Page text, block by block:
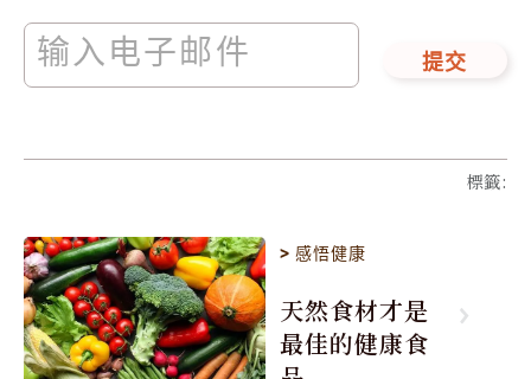
提交
標籤:
>感悟健康
天然食材才是
最佳的健康食